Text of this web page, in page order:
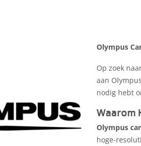
Olympus
Op zoek
aan
nodig hebt
Waarom
Olympus
hoge-